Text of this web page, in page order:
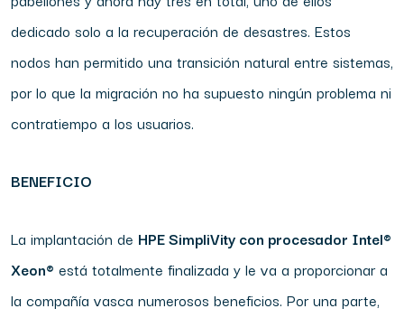
dedicado solo a la recuperación de desastres. Estos
nodos han permitido una transición natural entre sistemas,
por lo que la migración no ha supuesto ningún problema ni
contratiempo a los usuarios.
BENEFICIO
La implantación de HPE SimpliVity con procesador Intel®
Xeon® está totalmente finalizada y le va a proporcionar a
la compañía vasca numerosos beneficios. Por una parte,